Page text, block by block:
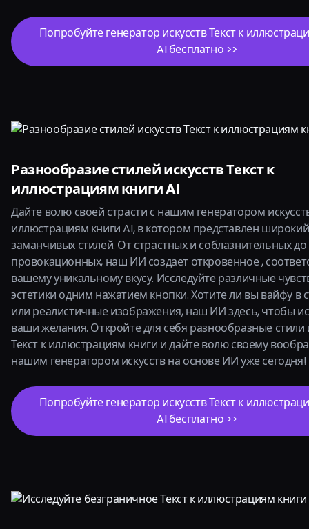
Попробуйте генератор искусств Текст к
AI бесплатно >>
Разнообразие стилей искусств Текст к
иллюстрациям книги AI
Дайте волю своей страсти с нашим генератором
иллюстрациям книги AI, в котором представлен
заманчивых стилей. От страстных и соблазнительных
провокационных, наш ИИ создает откровенное ,
вашему уникальному вкусу. Исследуйте различные
эстетики одним нажатием кнопки. Хотите ли вы вайфу в
или реалистичные изображения, наш ИИ здесь, чтобы
ваши желания. Откройте для себя разнообразные стили
Текст к иллюстрациям книги и дайте волю своему
нашим генератором искусств на основе ИИ уже сегодня!
Попробуйте генератор искусств Текст к
AI бесплатно >>